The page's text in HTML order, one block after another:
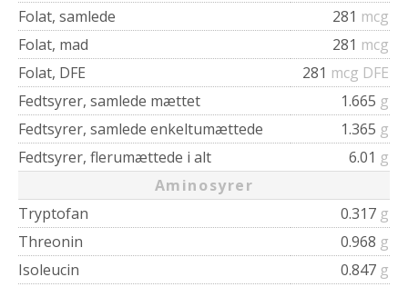
Folat, samlede
281 mcg
Folat, mad
281 mcg
Folat, DFE
281 mcg DFE
Fedtsyrer, samlede mættet
1.665 g
Fedtsyrer, samlede enkeltumættede
1.365 g
Fedtsyrer, flerumættede i alt
6.01 g
Aminosyrer
Tryptofan
0.317 g
Threonin
0.968 g
Isoleucin
0.847 g